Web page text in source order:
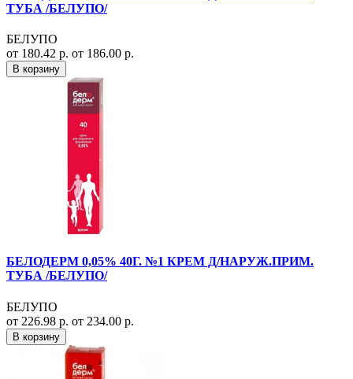
ТУБА /БЕЛУПО/
БЕЛУПО
от 180.42 р. от 186.00 р.
В корзину
БЕЛОДЕРМ 0,05% 40Г. №1 КРЕМ Д/НАРУЖ.ПРИМ.
ТУБА /БЕЛУПО/
БЕЛУПО
от 226.98 р. от 234.00 р.
В корзину